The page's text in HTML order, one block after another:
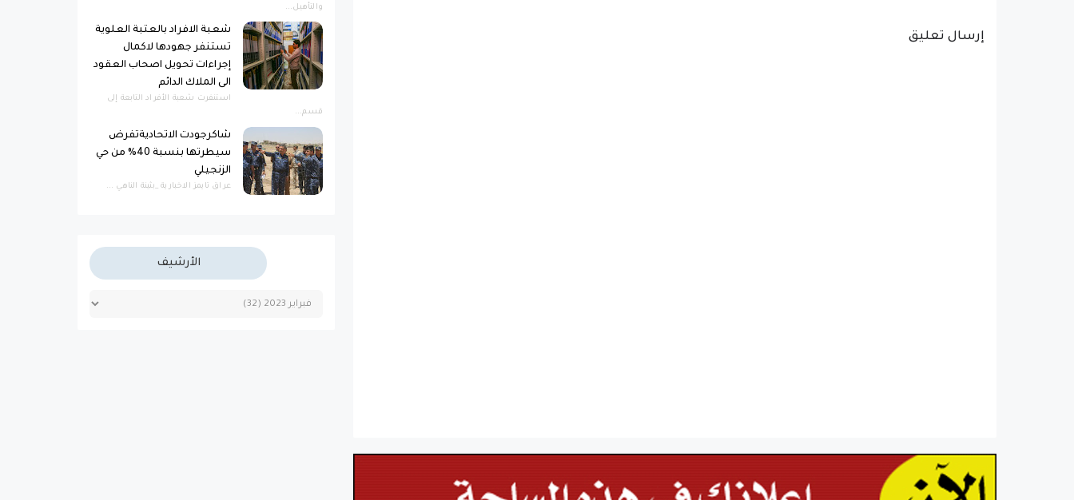
إرسال تعليق
والتأهيل...
شعبة الافراد بالعتبة العلوية
تستنفر جهودها لاكمال
إجراءات تحويل اصحاب العقود
الى الملاك الدائم
استنفرت شعبة الأفراد التابعة إلى
قسم...
شاكرجودت الاتحاديةتفرض
سيطرتها بنسبة 40% من حي
الزنجيلي
عراق تايمز الاخبارية _بثينة الناهي ...
الأرشيف